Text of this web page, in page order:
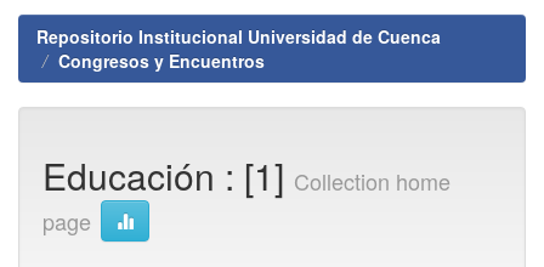
Repositorio Institucional Universidad de Cuenca
Congresos y Encuentros
Educación : [1] Collection home
page